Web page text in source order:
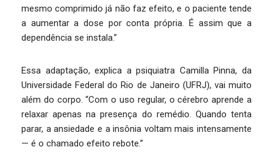
mesmo comprimido já não faz efeito, e o paciente tende
a aumentar a dose por conta própria. É assim que a
dependência se instala.”
Essa adaptação, explica a psiquiatra Camilla Pinna, da
Universidade Federal do Rio de Janeiro (UFRJ), vai muito
além do corpo. “Com o uso regular, o cérebro aprende a
relaxar apenas na presença do remédio. Quando tenta
parar, a ansiedade e a insônia voltam mais intensamente
— é o chamado efeito rebote.”